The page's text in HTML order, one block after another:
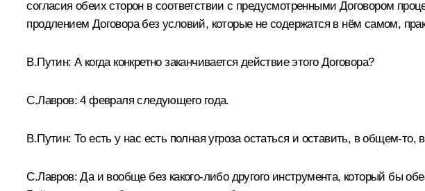
согласия обеих сторон в соответствии с предусмотренными Договором
продлением Договора без условий, которые не содержатся в нём самом,
В.Путин: А когда конкретно заканчивается действие этого Договора?
С.Лавров:4 февраля следующего года.
В.Путин: То есть у нас есть полная угроза остаться и оставить, в
С.Лавров:Да и вообще без какого‑либо другого инструмента, который бы